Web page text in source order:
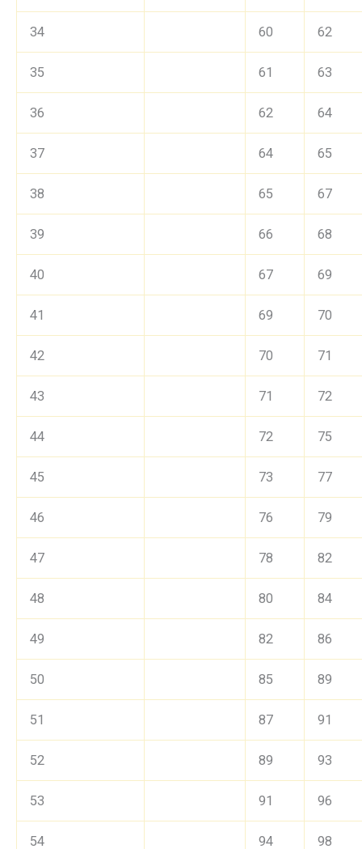
34 60 62
35 61 63
36 62 64
37 64 65
38 65 67
39 66 68
40 67 69
41 69 70
42 70 71
43 71 72
44 72 75
45 73 77
46 76 79
47 78 82
48 80 84
49 82 86
50 85 89
51 87 91
52 89 93
53 91 96
54 94 98